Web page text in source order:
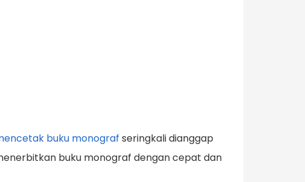
buku monograf seringkali dianggap
buku monograf dengan cepat dan